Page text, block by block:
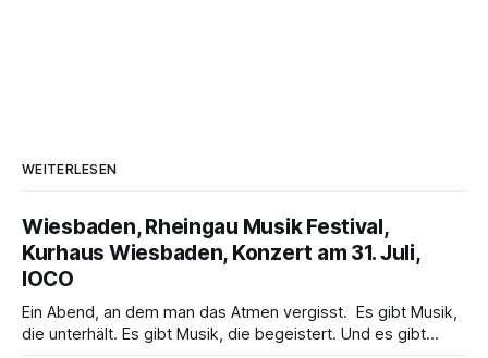
WEITERLESEN
Wiesbaden, Rheingau Musik Festival,
Kurhaus Wiesbaden, Konzert am 31. Juli,
IOCO
Ein Abend, an dem man das Atmen vergisst. Es gibt Musik,
die unterhält. Es gibt Musik, die begeistert. Und es gibt